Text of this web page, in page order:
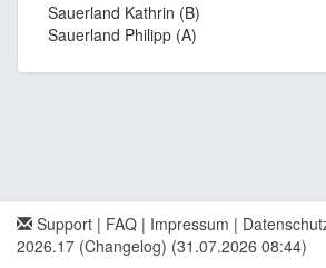
Sauerland Kathrin (B)
Sauerland Philipp (A)
Support | FAQ | Impressum |
2026.17 (Changelog) (31.07.2026 08:44)